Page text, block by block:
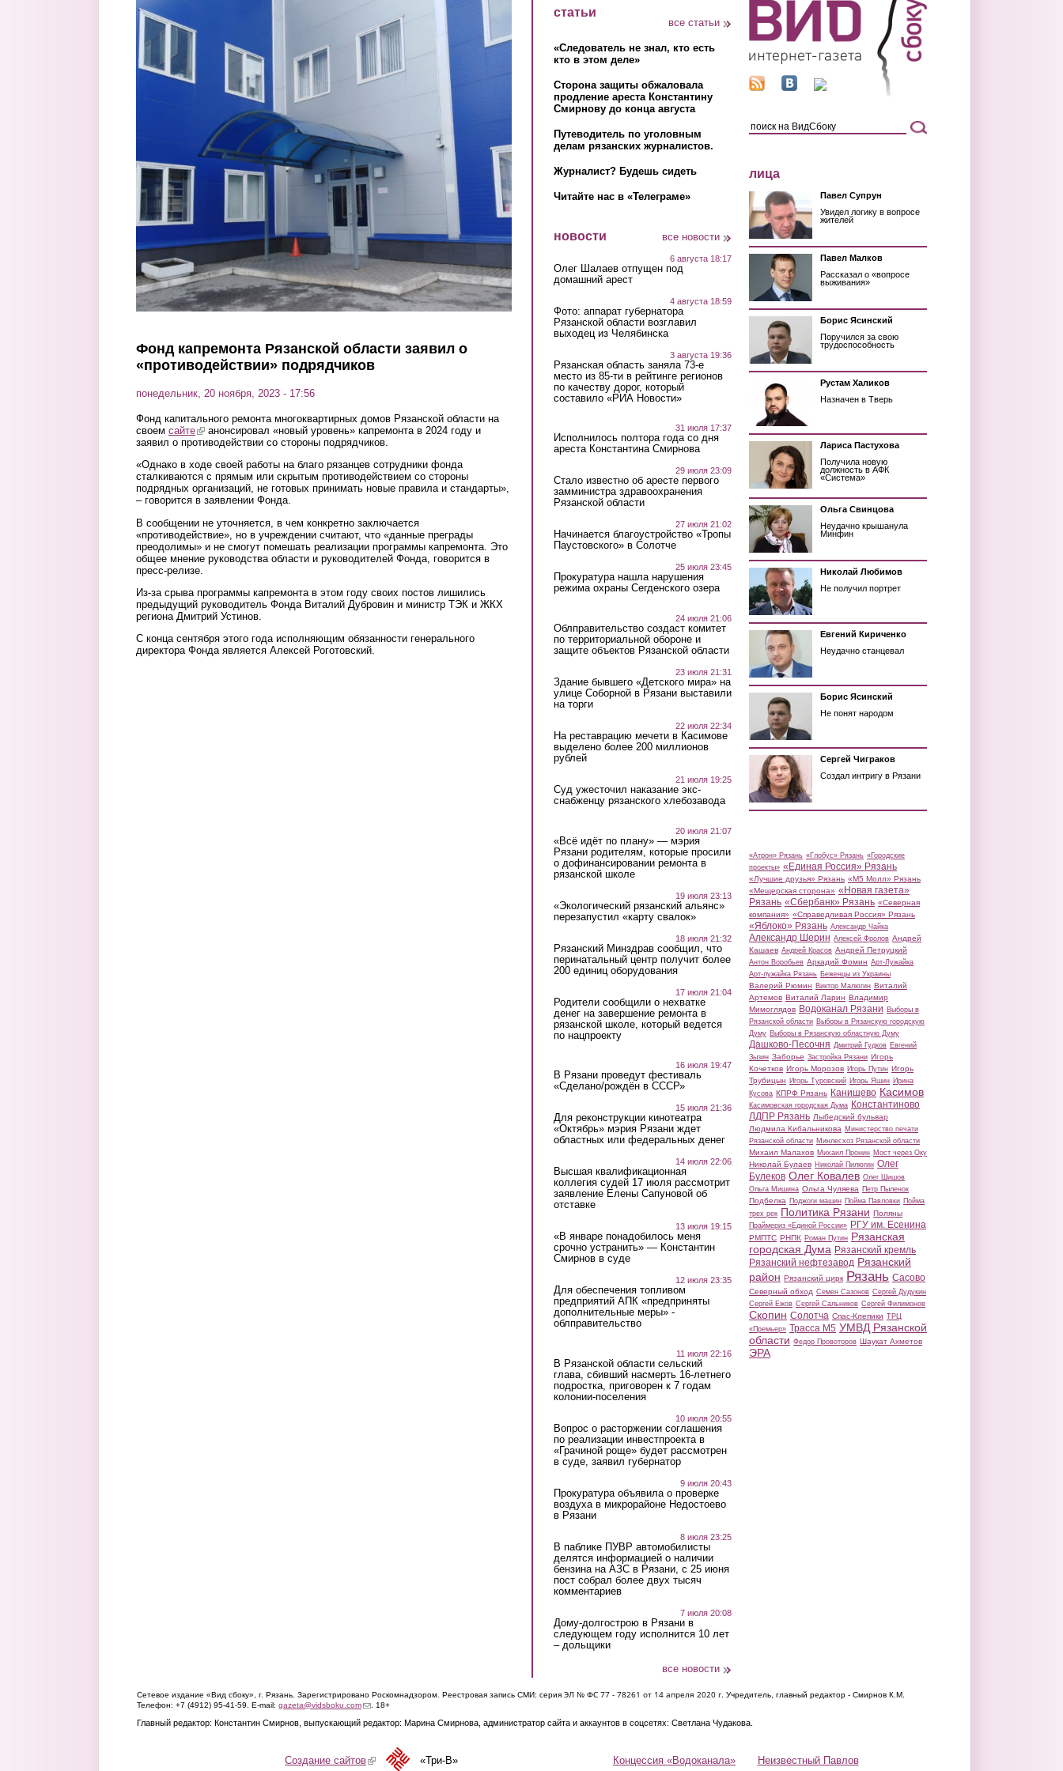
Перейти к основному содержанию
Фонд капремонта Рязанской области заявил о
«противодействии» подрядчиков
понедельник, 20 ноября, 2023 - 17:56
Фонд капитального ремонта многоквартирных домов Рязанской области на
своем сайте(link is external)
анонсировал «новый уровень» капремонта в 2024 году и
заявил о противодействии со стороны подрядчиков.
«Однако в ходе своей работы на благо рязанцев сотрудники фонда
сталкиваются с прямым или скрытым противодействием со стороны
подрядных организаций, не готовых принимать новые правила и стандарты»,
– говорится в заявлении Фонда.
В сообщении не уточняется, в чем конкретно заключается
«противодействие», но в учреждении считают, что «данные преграды
преодолимы» и не смогут помешать реализации программы капремонта. Это
общее мнение руководства области и руководителей Фонда, говорится в
пресс-релизе.
Из-за срыва программы капремонта в этом году своих постов лишились
предыдущий руководитель Фонда Виталий Дубровин и министр ТЭК и ЖКХ
региона Дмитрий Устинов.
С конца сентября этого года исполняющим обязанности генерального
директора Фонда является Алексей Роготовский.
статьи
все статьи
«Следователь не знал, кто есть
кто в этом деле»
Сторона защиты обжаловала
продление ареста Константину
Смирнову до конца августа
Путеводитель по уголовным
делам рязанских журналистов.
Журналист? Будешь сидеть
Читайте нас в «Телеграме»
новости все новости
6 августа 18:17
Олег Шалаев отпущен под
домашний арест
4 августа 18:59
Фото: аппарат губернатора
Рязанской области возглавил
выходец из Челябинска
3 августа 19:36
Рязанская область заняла 73-е
место из 85-ти в рейтинге регионов
по качеству дорог, который
составило «РИА Новости»
31 июля 17:37
Исполнилось полтора года со дня
ареста Константина Смирнова
29 июля 23:09
Стало известно об аресте первого
замминистра здравоохранения
Рязанской области
27 июля 21:02
Начинается благоустройство «Тропы
Паустовского» в Солотче
25 июля 23:45
Прокуратура нашла нарушения
режима охраны Сегденского озера
24 июля 21:06
Облправительство создаст комитет
по территориальной обороне и
защите объектов Рязанской области
23 июля 21:31
Здание бывшего «Детского мира» на
улице Соборной в Рязани выставили
на торги
22 июля 22:34
На реставрацию мечети в Касимове
выделено более 200 миллионов
рублей
21 июля 19:25
Суд ужесточил наказание экс-
снабженцу рязанского хлебозавода
20 июля 21:07
«Всё идёт по плану» — мэрия
Рязани родителям, которые просили
о дофинансировании ремонта в
рязанской школе
19 июля 23:13
«Экологический рязанский альянс»
перезапустил «карту свалок»
18 июля 21:32
Рязанский Минздрав сообщил, что
перинатальный центр получит более
200 единиц оборудования
17 июля 21:04
Родители сообщили о нехватке
денег на завершение ремонта в
рязанской школе, который ведется
по нацпроекту
16 июля 19:47
В Рязани проведут фестиваль
«Сделано/рождён в СССР»
15 июля 21:36
Для реконструкции кинотеатра
«Октябрь» мэрия Рязани ждет
областных или федеральных денег
14 июля 22:06
Высшая квалификационная
коллегия судей 17 июля рассмотрит
заявление Елены Сапуновой об
отставке
13 июля 19:15
«В январе понадобилось меня
срочно устранить» — Константин
Смирнов в суде
12 июля 23:35
Для обеспечения топливом
предприятий АПК «предприняты
дополнительные меры» -
облправительство
11 июля 22:16
В Рязанской области сельский
глава, сбивший насмерть 16-летнего
подростка, приговорен к 7 годам
колонии-поселения
10 июля 20:55
Вопрос о расторжении соглашения
по реализации инвестпроекта в
«Грачиной роще» будет рассмотрен
в суде, заявил губернатор
9 июля 20:43
Прокуратура объявила о проверке
воздуха в микрорайоне Недостоево
в Рязани
8 июля 23:25
В паблике ПУВР автомобилисты
делятся информацией о наличии
бензина на АЗС в Рязани, с 25 июня
пост собрал более двух тысяч
комментариев
7 июля 20:08
Дому-долгострою в Рязани в
следующем году исполнится 10 лет
– дольщики
все новости
лица
Павел Супрун
Увидел логику в вопросе
жителей
Павел Малков
Рассказал о «вопросе
выживания»
Борис Ясинский
Поручился за свою
трудоспособность
Рустам Халиков
Назначен в Тверь
Лариса Пастухова
Получила новую
должность в АФК
«Система»
Ольга Свинцова
Неудачно крышанула
Минфин
Николай Любимов
Не получил портрет
Евгений Кириченко
Неудачно станцевал
Борис Ясинский
Не понят народом
Сергей Чиграков
Создал интригу в Рязани
«Атрон» Рязань «Глобус» Рязань «Городские
проекты» «Единая Россия» Рязань
«Лучшие друзья» Рязань «М5 Молл» Рязань
«Мещерская сторона» «Новая газета»
Рязань «Сбербанк» Рязань «Северная
компания» «Справедливая Россия» Рязань
«Яблоко» Рязань Александр Чайка
Александр Шерин Алексей Фролов Андрей
Кашаев Андрей Красов Андрей Петруцкий
Антон Воробьев Аркадий Фомин Арт-Лужайка
Арт-лужайка Рязань Беженцы из Украины
Валерий Рюмин Виктор Малюгин Виталий
Артемов Виталий Ларин Владимир
Мимоглядов Водоканал Рязани Выборы в
Рязанской области Выборы в Рязанскую городскую
Думу Выборы в Рязанскую областную Думу
Дашково-Песочня Дмитрий Гудков Евгений
Зызин Заборье Застройка Рязани Игорь
Кочетков Игорь Морозов Игорь Путин Игорь
Трубицын Игорь Туровский Игорь Яшин Ирина
Кусова КПРФ Рязань Канищево Касимов
Касимовская городская Дума Константиново
ЛДПР Рязань Лыбедский бульвар
Людмила Кибальникова Министерство печати
Рязанской области Минлесхоз Рязанской области
Михаил Малахов Михаил Пронин Мост через Оку
Николай Булаев Николай Пилюгин Олег
Булеков Олег Ковалев Олег Шишов
Ольга Мишина Ольга Чуляева Петр Пыленок
Подбелка Поджоги машин Пойма Павловки Пойма
трех рек Политика Рязани Поляны
Праймериз «Единой России» РГУ им. Есенина
РМПТС РНПК Роман Путин Рязанская
городская Дума Рязанский кремль
Рязанский нефтезавод Рязанский
район Рязанский цирк Рязань Сасово
Северный обход Семен Сазонов Сергей Дудукин
Сергей Ежов Сергей Сальников Сергей Филимонов
Скопин Солотча Спас-Клепики ТРЦ
«Премьер» Трасса М5 УМВД Рязанской
области Федор Провоторов Шаукат Ахметов
ЭРА
Сетевое издание «Вид сбоку», г. Рязань. Зарегистрировано Роскомнадзором. Реестровая запись СМИ: серия ЭЛ № ФС 77 - 78261 от 14 апреля 2020 г. Учредитель, главный редактор - Смирнов К.М.
Телефон: +7 (4912) 95-41-59. E-mail: gazeta@vidsboku.com(link sends e-mail)
. 18+
Главный редактор: Константин Смирнов, выпускающий редактор: Марина Смирнова, администратор сайта и аккаунтов в соцсетях: Светлана Чудакова.
Концессия «Водоканала» Неизвестный Павлов
Создание сайтов(link is external)«Три-В»